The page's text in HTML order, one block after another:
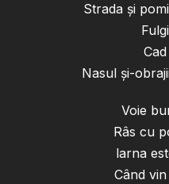
Strada și
Nasul și-
Voie
Râs cu
larna
Când